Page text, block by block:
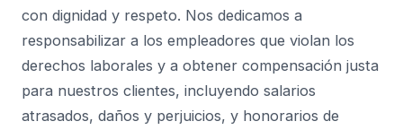
con dignidad y respeto. Nos dedicamos a
responsabilizar a los empleadores que violan los
derechos laborales y a obtener compensación justa
para nuestros clientes, incluyendo salarios
atrasados, daños y perjuicios, y honorarios de